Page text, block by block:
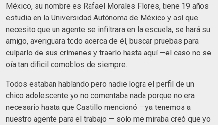
México, su nombre es Rafael Morales Flores, tiene 19 años
estudia en la Universidad Autónoma de México y así que
necesito que un agente se infiltrara en la escuela, se hará su
amigo, averiguara todo acerca de él, buscar pruebas para
culparlo de sus crímenes y traerlo hasta aquí —el caso no se
oía tan dificil comoblos de siempre.
Todos estaban hablando pero nadie logra el perfil de un
chico adolescente yo no comentaba nada porque no era
necesario hasta que Castillo mencionó —ya tenemos a
nuestro agente para el trabajo — solo me miraba creó que yo